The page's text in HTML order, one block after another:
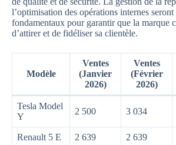
l’optimisation des opérations internes seront
fondamentaux pour garantir que la marque
d’attirer et de fidéliser sa clientèle.
Modèle
Ventes
(Janvier
2026)
Ventes
(Février
2026)
Tesla Model
Y
2 500 3 034
Renault 5 E 2 639 2 639